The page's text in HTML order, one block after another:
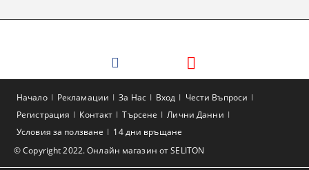
© Copyright 2022. Онлайн магазин от SELITON
Начало Рекламации За Нас Вход
Чести Въпроси
Регистрация
Контакт Търсене
Лични Данни
Условия за ползване
14 дни връщане